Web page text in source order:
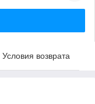
Условия возврата